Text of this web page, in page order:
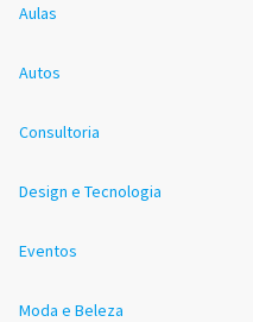
Aulas
Autos
Consultoria
Design e Tecnologia
Eventos
Moda e Beleza